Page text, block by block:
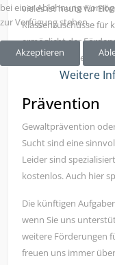
vieles ist heute für
Klassenzuschüsse für
ermöglicht der
nur schwer oder gar
Prävention
Gewaltprävention
Sucht sind eine
Leider sind
kostenlos. Auch hier
Die künftigen
wenn Sie uns
weitere Förderungen
freuen uns immer
bei einer Ablehnung
zur Verfügung stehen.
Akzeptieren
Weitere